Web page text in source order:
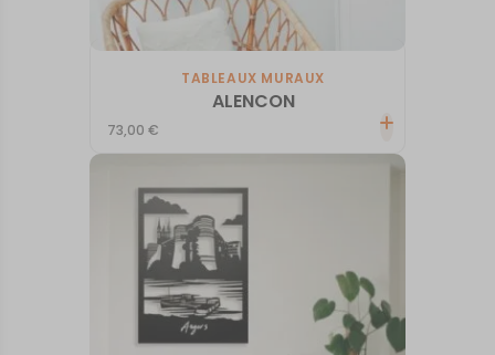
TABLEAUX MURAUX
ALENCON
73,00€